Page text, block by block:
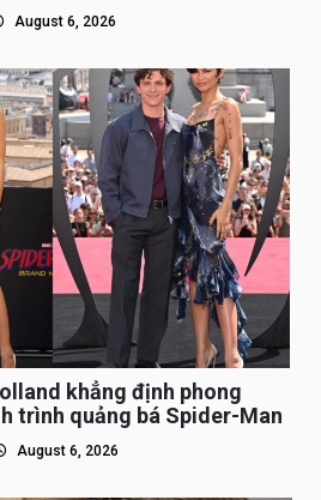
August 6, 2026
khẳng định phong
trình quảng bá Spider-Man
August 6, 2026